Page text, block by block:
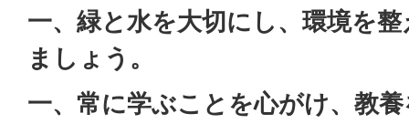
一、緑と水を大切にし、環境を
ましょう。
一、常に学ぶことを心がけ、教